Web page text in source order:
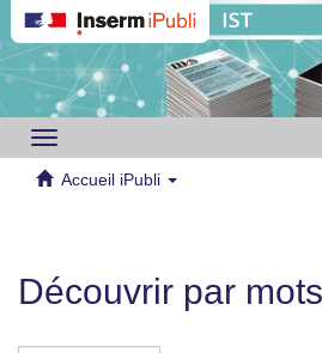
Toggle
navigation
Accueil iPubli
Découvrir par